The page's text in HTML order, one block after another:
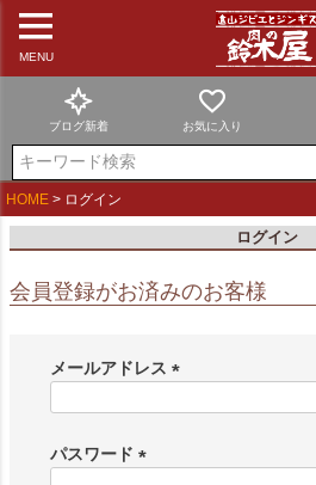
MENU
ブログ新着 お気に入り
HOME ログイン
ログイン
会員登録がお済みのお客様
メールアドレス
)
パスワード